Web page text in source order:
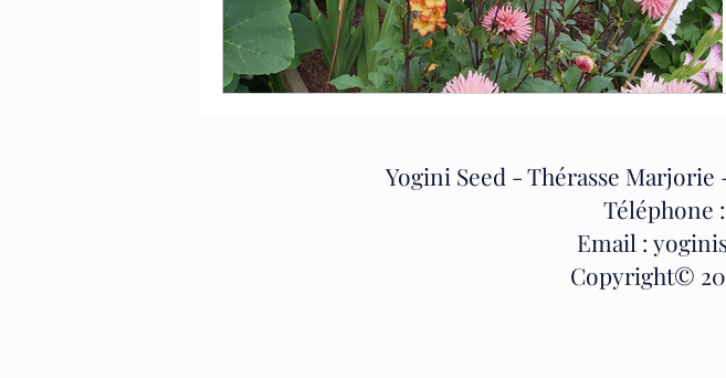
Yogini Seed - Thérasse Marjorie
Téléphone :
Email :
Copyright©